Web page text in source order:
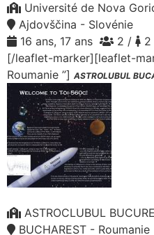
Université de Nova
Ajdovščina - Slovénie
16 ans, 17 ans
2 /
2
[/leaflet-marker][leaflet-
Roumanie ”] ASTROLUBUL
ASTROCLUBUL
BUCHAREST - Roumanie